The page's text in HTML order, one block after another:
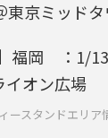
京ミッドタ
】福岡 ：1/
イオン広場
ースタンドエリア